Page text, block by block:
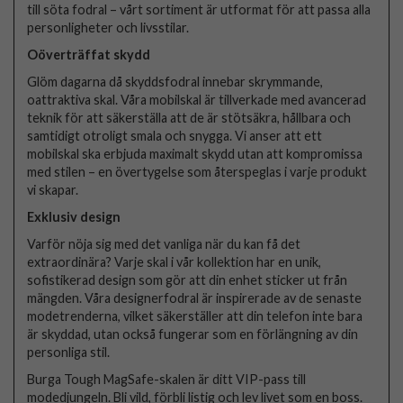
till söta fodral – vårt sortiment är utformat för att passa alla
personligheter och livsstilar.
Oöverträffat skydd
Glöm dagarna då skyddsfodral innebar skrymmande,
oattraktiva skal. Våra mobilskal är tillverkade med avancerad
teknik för att säkerställa att de är stötsäkra, hållbara och
samtidigt otroligt smala och snygga. Vi anser att ett
mobilskal ska erbjuda maximalt skydd utan att kompromissa
med stilen – en övertygelse som återspeglas i varje produkt
vi skapar.
Exklusiv design
Varför nöja sig med det vanliga när du kan få det
extraordinära? Varje skal i vår kollektion har en unik,
sofistikerad design som gör att din enhet sticker ut från
mängden. Våra designerfodral är inspirerade av de senaste
modetrenderna, vilket säkerställer att din telefon inte bara
är skyddad, utan också fungerar som en förlängning av din
personliga stil.
Burga Tough MagSafe-skalen är ditt VIP-pass till
modedjungeln. Bli vild, förbli listig och lev livet som en boss.